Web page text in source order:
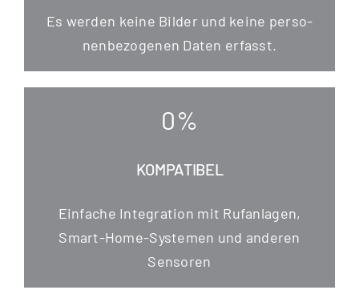
Es wer­den kei­ne Bil­der und kei­ne per­so­
nen­be­zo­ge­nen Daten erfasst.
0%
KOMPATIBEL
Ein­fa­che Inte­gra­ti­on mit Ruf­an­la­gen,
Smart-Home-Sys­te­men und ande­ren
Sensoren